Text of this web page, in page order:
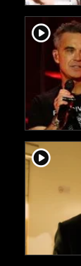
player2
player2